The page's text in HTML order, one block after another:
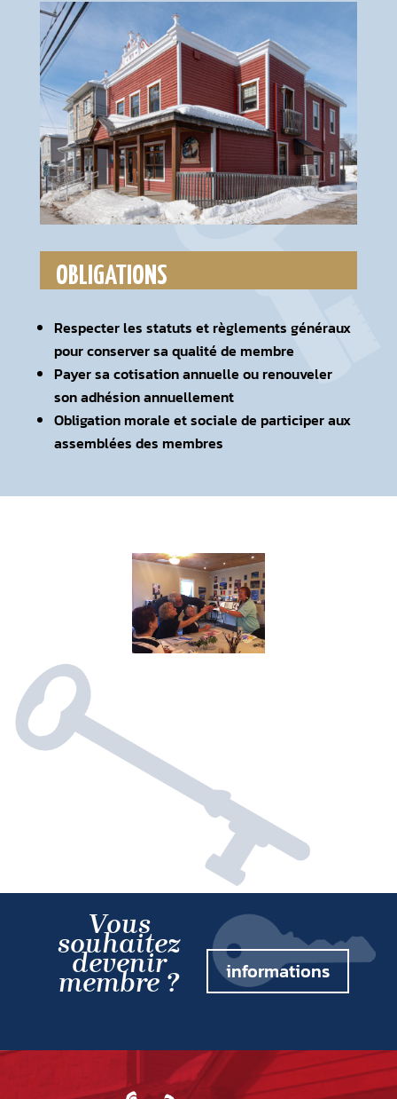
OBLIGATIONS
Respecter les statuts et règlements généraux
pour conserver sa qualité de membre
Payer sa cotisation annuelle ou renouveler
son adhésion annuellement
Obligation morale et sociale de participer aux
assemblées des membres
Vous
souhaitez
devenir
membre ? informations